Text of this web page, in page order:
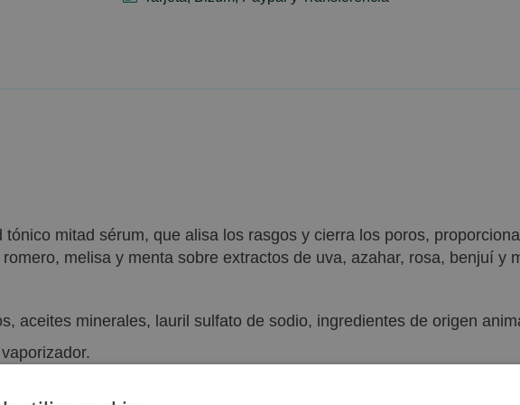
mitad sérum, que alisa los rasgos y cierra los poros,
melisa y menta sobre extractos de uva, azahar, rosa, benjuí y
aceites minerales, lauril sulfato de sodio, ingredientes de origen